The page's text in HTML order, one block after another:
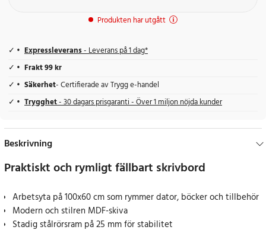
Produkten har utgått
Expressleverans- Leverans på 1 dag*
Frakt 99 kr
Säkerhet- Certifierade av Trygg e-handel
Trygghet- 30 dagars prisgaranti - Över 1 miljon nöjda kunder
Beskrivning
Praktiskt och rymligt fällbart skrivbord
Arbetsyta på 100x60 cm som rymmer dator, böcker och tillbehör
Modern och stilren MDF-skiva
Stadig stålrörsram på 25 mm för stabilitet